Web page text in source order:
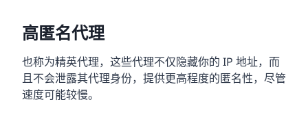
高匿名代理
也称为精英代理，这些代理不仅隐藏你的 IP 地址，而
且不会泄露其代理身份，提供更高程度的匿名性，尽管
速度可能较慢。